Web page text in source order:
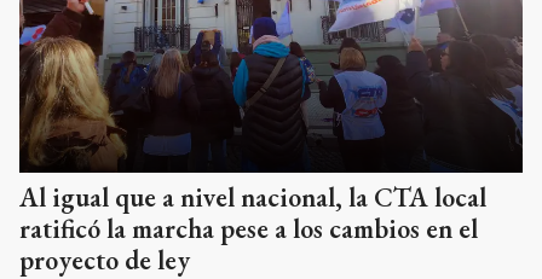
Al igual que a nivel nacional, la CTA local
ratificó la marcha pese a los cambios en el
proyecto de ley